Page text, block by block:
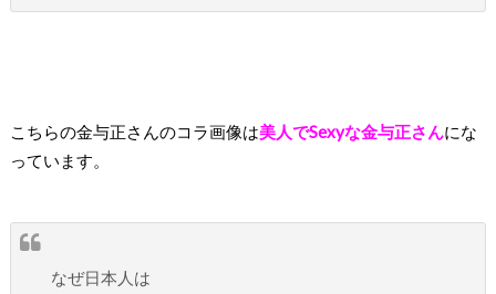
こちらの金与正さんのコラ画像は美人でSexyな金与正さんにな
っています。
なぜ日本人は